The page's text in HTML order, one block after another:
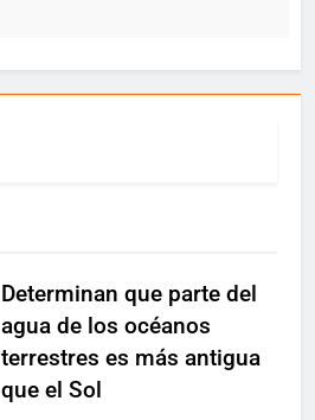
Determinan que parte del
agua de los océanos
terrestres es más antigua
que el Sol